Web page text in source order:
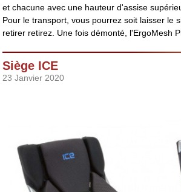
et chacune avec une hauteur d'assise
Pour le transport, vous pourrez soit laisser le
retirer retirez. Une fois démonté , l'ErgoMesh
Siège ICE
23 Janvier 2020